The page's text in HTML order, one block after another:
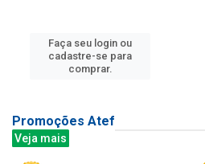
Faça seu login ou
cadastre-se para
comprar.
Promoções Atef
Veja mais